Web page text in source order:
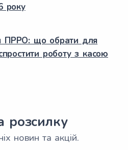
року
ПРРО: що обрати для
роботу з касою
розсилку
новин та акцій.